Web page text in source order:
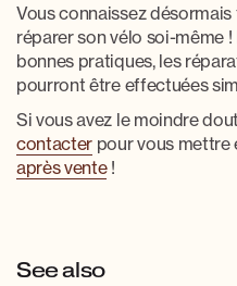
Vous connaissez
réparer son vélo soi-même
bonnes pratiques, les
pourront être effectuées
Si vous avez le moindre
contacter pour vous
après vente!
See also